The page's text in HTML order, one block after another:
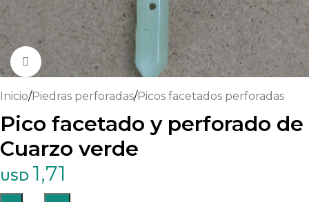
Haga clic para ampliar
Inicio/Piedras perforadas/Picos facetados perforadas
Pico facetado y perforado de
Cuarzo verde
USD 1,71